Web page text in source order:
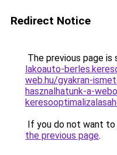
Redirect Notice
The previous page is
lakoauto-
web.hu/gyakran-
hasznalhatunk-a-
If you do not want
the previous page.